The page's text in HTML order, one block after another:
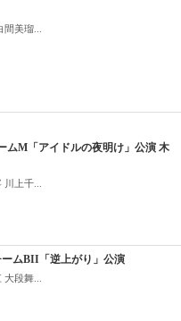
美瑠...
ムM「アイドルの夜明け」公演 木
上千...
ームBII「逆上がり」公演
段舞...